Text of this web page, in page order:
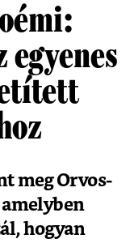
egyenes
meg Orvos-
hogyan